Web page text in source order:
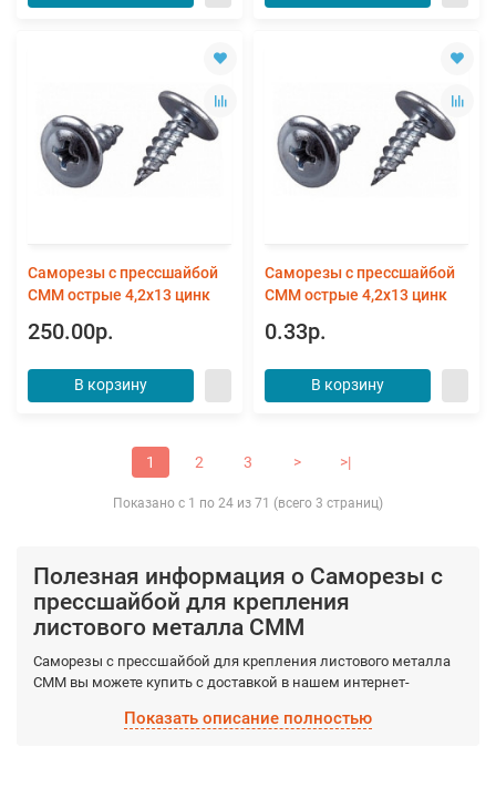
Саморезы с прессшайбой
СММ острые 4,2х13 цинк
250.00р.
В корзину
Саморезы с прессшайбой
СММ острые 4,2х13 цинк
0.33р.
В корзину
1 2 3 > >|
Показано с 1 по 24 из 71 (всего 3 страниц)
Полезная информация о Саморезы с
прессшайбой для крепления
листового металла СММ
Саморезы с прессшайбой для крепления листового металла
СММ вы можете купить с доставкой в нашем интернет-
фирменные товары, обладающие гарантированными
Показать описание полностью